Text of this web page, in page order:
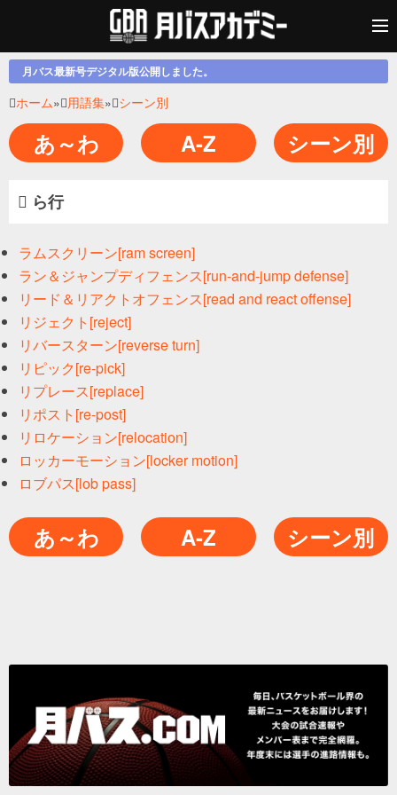
月バス最新号デジタル版公開しました。
ホーム» 用語集» シーン別
あ～わ A-Z シーン別
ら行
ラムスクリーン[ram screen]
ラン＆ジャンプディフェンス[run-and-jump defense]
リード＆リアクトオフェンス[read and react offense]
リジェクト[reject]
リバースターン[reverse turn]
リピック[re-pick]
リプレース[replace]
リポスト[re-post]
リロケーション[relocation]
ロッカーモーション[locker motion]
ロブパス[lob pass]
あ～わ A-Z シーン別